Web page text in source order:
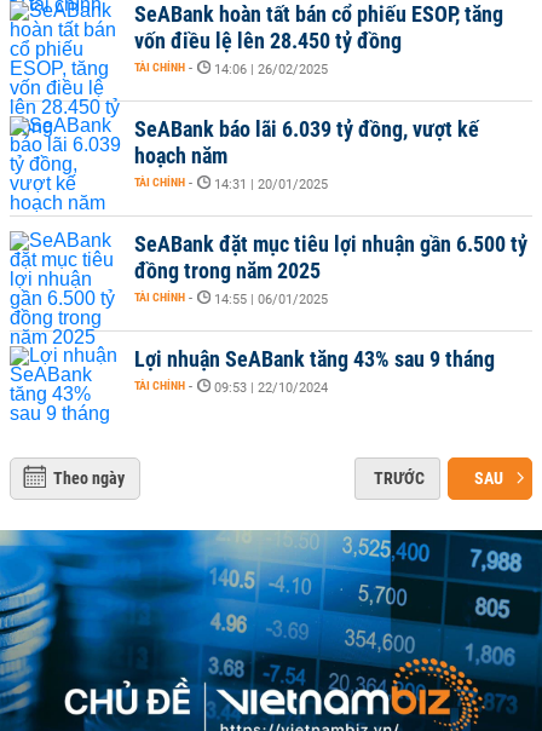
SeABank hoàn tất bán cổ phiếu ESOP, tăng
vốn điều lệ lên 28.450 tỷ đồng
TÀI CHÍNH - 14:06 | 26/02/2025
SeABank báo lãi 6.039 tỷ đồng, vượt kế
hoạch năm
TÀI CHÍNH - 14:31 | 20/01/2025
SeABank đặt mục tiêu lợi nhuận gần 6.500 tỷ
đồng trong năm 2025
TÀI CHÍNH - 14:55 | 06/01/2025
Lợi nhuận SeABank tăng 43% sau 9 tháng
TÀI CHÍNH - 09:53 | 22/10/2024
Theo ngày TRƯỚC SAU